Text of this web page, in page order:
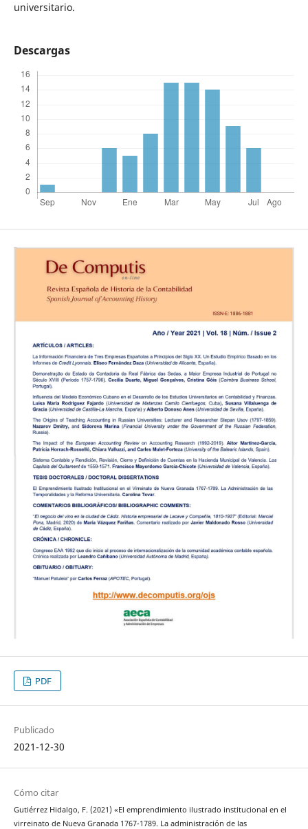
universitario.
Descargas
PDF
Publicado
2021-12-30
Cómo citar
Gutiérrez Hidalgo, F. (2021) «El emprendimiento ilustrado institucional en el
virreinato de Nueva Granada 1767-1789. La administración de las